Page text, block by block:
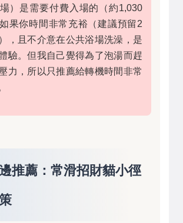
）是需要付費入場的（約1,030
果你時間非常充裕（建議預留2
，且不介意在公共浴場洗澡，是
驗。但我自己覺得為了泡湯而趕
力，所以只推薦給轉機時間非常
推薦：常滑招財貓小徑